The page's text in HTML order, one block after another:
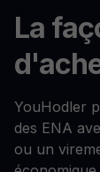
La
YouHodler
des ENA
ou un